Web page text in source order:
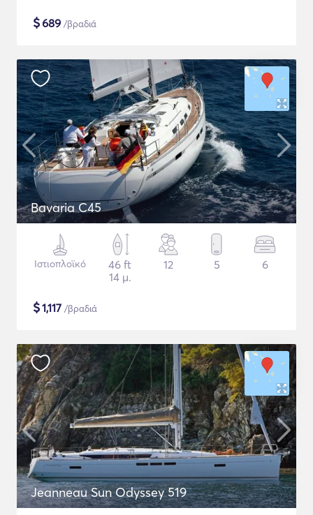
$689 /βραδιά
Bavaria C45
Ιστιοπλοϊκό
46 ft
14 μ.
12 5 6
$1,117 /βραδιά
Jeanneau Sun Odyssey 519